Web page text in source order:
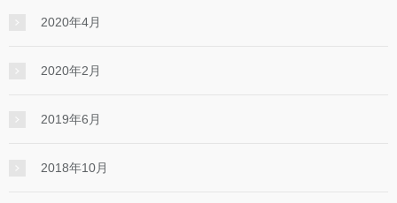
2020年4月
2020年2月
2019年6月
2018年10月